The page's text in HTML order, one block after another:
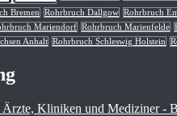
Bremen Rohrbruch Dallgow Rohrbruch
Mariendorf Rohrbruch Marienfelde
Anhalt Rohrbruch Schleswig Holstein
Kliniken und Mediziner -